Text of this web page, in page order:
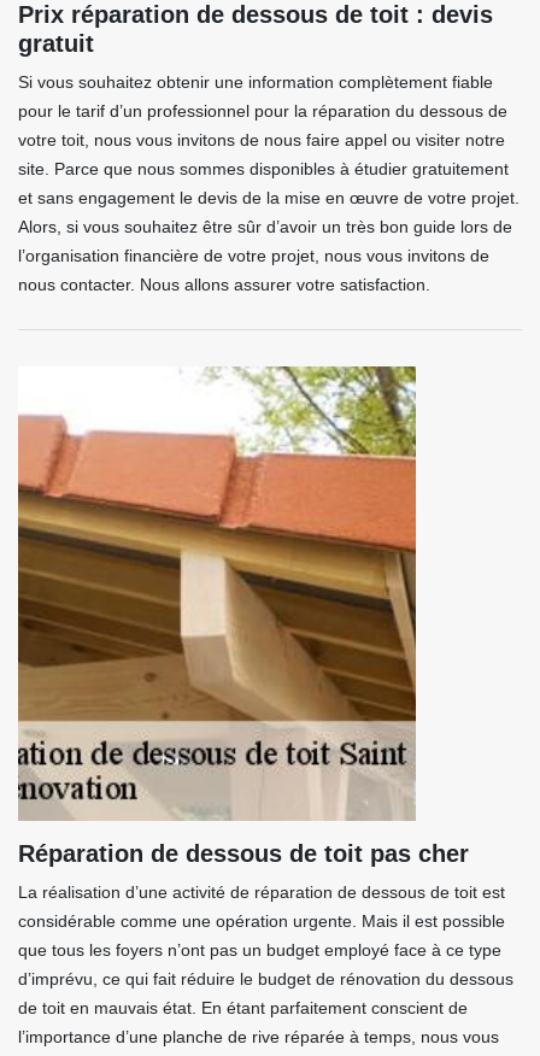
Prix réparation de dessous de toit : devis
gratuit
Si vous souhaitez obtenir une information complètement fiable
pour le tarif d’un professionnel pour la réparation du dessous de
votre toit, nous vous invitons de nous faire appel ou visiter notre
site. Parce que nous sommes disponibles à étudier gratuitement
et sans engagement le devis de la mise en œuvre de votre projet.
Alors, si vous souhaitez être sûr d’avoir un très bon guide lors de
l’organisation financière de votre projet, nous vous invitons de
nous contacter. Nous allons assurer votre satisfaction.
Réparation de dessous de toit pas cher
La réalisation d’une activité de réparation de dessous de toit est
considérable comme une opération urgente. Mais il est possible
que tous les foyers n’ont pas un budget employé face à ce type
d’imprévu, ce qui fait réduire le budget de rénovation du dessous
de toit en mauvais état. En étant parfaitement conscient de
l’importance d’une planche de rive réparée à temps, nous vous